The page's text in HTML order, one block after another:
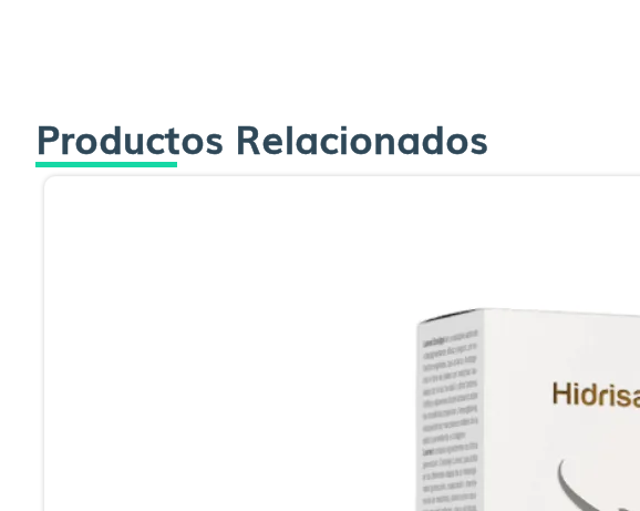
Productos Relacionados